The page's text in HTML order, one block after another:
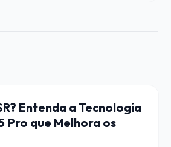
Entenda a Tecnologia
Pro que Melhora os